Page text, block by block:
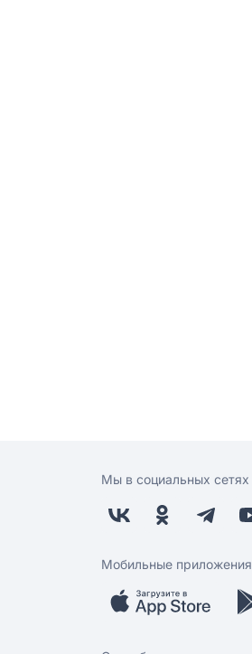
Мы в социальных сетях
Мобильные приложения